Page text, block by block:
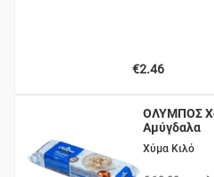
€2.46
ΟΛΥΜΠΟΣ
Αμύγδαλα
Χύμα Κιλό